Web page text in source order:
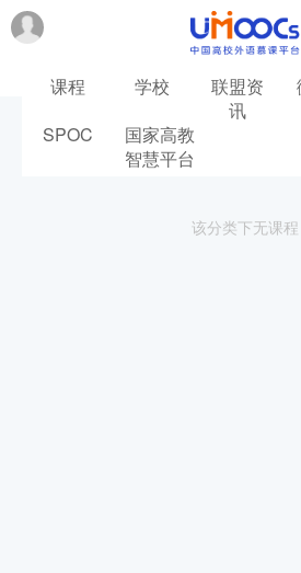
课程 学校
联盟资
讯
SPOC
国家高教
智慧平台
该分类下无课程